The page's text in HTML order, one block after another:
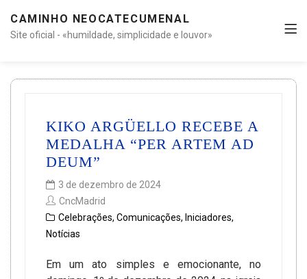
CAMINHO NEOCATECUMENAL
Site oficial - «humildade, simplicidade e louvor»
KIKO ARGÜELLO RECEBE A
MEDALHA “PER ARTEM AD
DEUM”
3 de dezembro de 2024
CncMadrid
Celebrações, Comunicações, Iniciadores,
Notícias
Em um ato simples e emocionante, no